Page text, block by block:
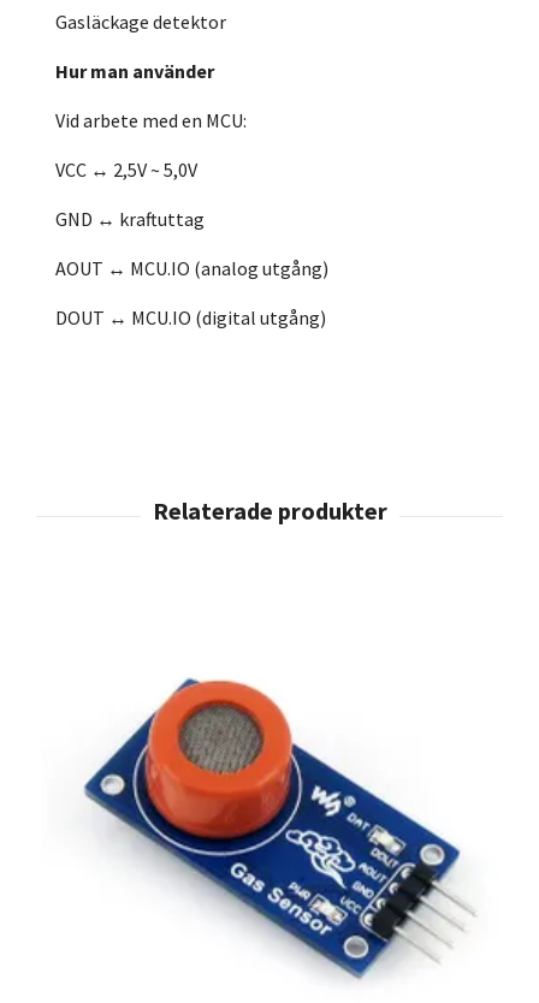
Gasläckage detektor
Hur man använder
Vid arbete med en MCU:
VCC ↔ 2,5V ~ 5,0V
GND ↔ kraftuttag
AOUT ↔ MCU.IO (analog utgång)
DOUT ↔ MCU.IO (digital utgång)